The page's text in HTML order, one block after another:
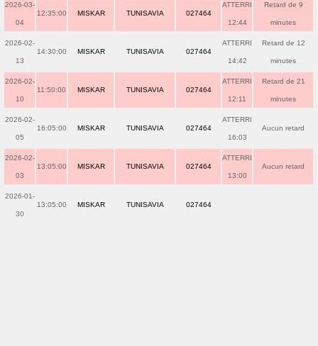
2026-03-
04
12:35:00 MISKAR TUNISAVIA 027464
ATTERRI
12:44
Retard de 9
minutes
2026-02-
13
14:30:00 MISKAR TUNISAVIA 027464
ATTERRI
14:42
Retard de 12
minutes
2026-02-
10
11:50:00 MISKAR TUNISAVIA 027464
ATTERRI
12:11
Retard de 21
minutes
2026-02-
05
16:05:00 MISKAR TUNISAVIA 027464
ATTERRI
16:03
Aucun retard
2026-02-
03
13:05:00 MISKAR TUNISAVIA 027464
ATTERRI
13:00
Aucun retard
2026-01-
30
13:05:00 MISKAR TUNISAVIA 027464